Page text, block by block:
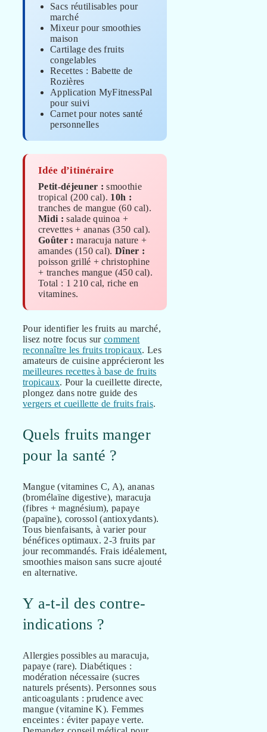
Sacs réutilisables pour
marché
Mixeur pour smoothies
maison
Cartilage des fruits
congelables
Recettes : Babette de
Rozières
Application MyFitnessPal
pour suivi
Carnet pour notes santé
personnelles
Idée d’itinéraire
Petit-déjeuner : smoothie
tropical (200 cal). 10h :
tranches de mangue (60 cal).
Midi : salade quinoa +
crevettes + ananas (350 cal).
Goûter : maracuja nature +
amandes (150 cal).Dîner :
poisson grillé + christophine
+ tranches mangue (450 cal).
Total : 1 210 cal, riche en
vitamines.
Pour identifier les fruits au marché,
lisez notre focus surcomment
reconnaître les fruits tropicaux. Les
amateurs de cuisine apprécieront les
meilleures recettes à base de fruits
tropicaux. Pour la cueillette directe,
plongez dans notre guide des
vergers et cueillette de fruits frais.
Quels fruits manger
pour la santé ?
Mangue (vitamines C, A), ananas
(bromélaïne digestive), maracuja
(fibres + magnésium), papaye
(papaïne), corossol (antioxydants).
Tous bienfaisants, à varier pour
bénéfices optimaux. 2-3 fruits par
jour recommandés. Frais idéalement,
smoothies maison sans sucre ajouté
en alternative.
Y a-t-il des contre-
indications ?
Allergies possibles au maracuja,
papaye (rare). Diabétiques :
modération nécessaire (sucres
naturels présents). Personnes sous
anticoagulants : prudence avec
mangue (vitamine K). Femmes
enceintes : éviter papaye verte.